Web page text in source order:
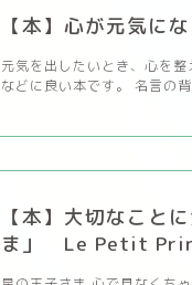
【本】心が元気に
元気を出したいとき、心を
などに良い本です。 名言の
【本】大切なこと
ま」 Le Petit